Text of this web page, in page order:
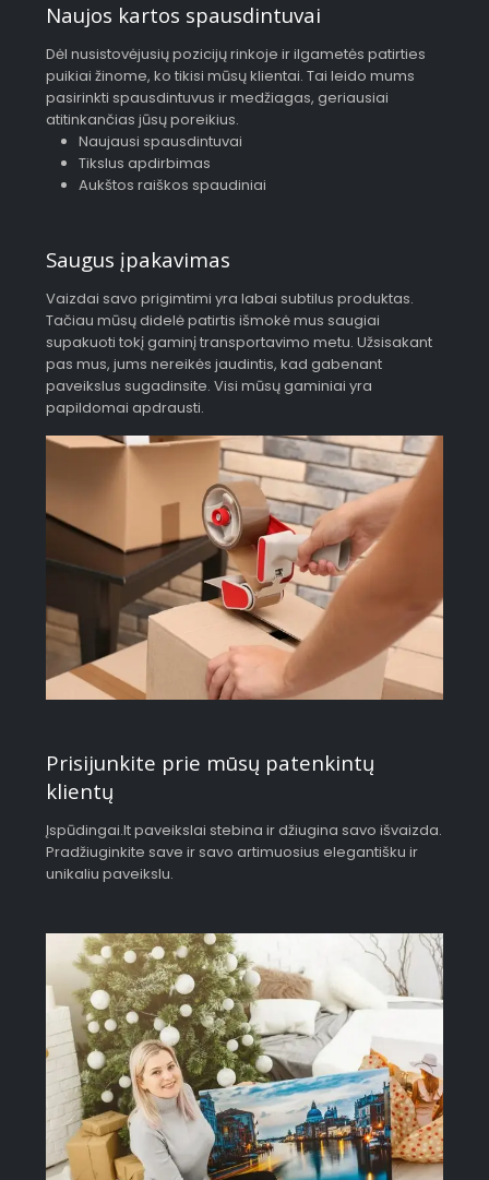
Naujos kartos spausdintuvai
Dėl nusistovėjusių pozicijų rinkoje ir ilgametės patirties
puikiai žinome, ko tikisi mūsų klientai. Tai leido mums
pasirinkti spausdintuvus ir medžiagas, geriausiai
atitinkančias jūsų poreikius.
Naujausi spausdintuvai
Tikslus apdirbimas
Aukštos raiškos spaudiniai
Saugus įpakavimas
Vaizdai savo prigimtimi yra labai subtilus produktas.
Tačiau mūsų didelė patirtis išmokė mus saugiai
supakuoti tokį gaminį transportavimo metu. Užsisakant
pas mus, jums nereikės jaudintis, kad gabenant
paveikslus sugadinsite. Visi mūsų gaminiai yra
papildomai apdrausti.
Prisijunkite prie mūsų patenkintų
klientų
Įspūdingai.lt paveikslai stebina ir džiugina savo išvaizda.
Pradžiuginkite save ir savo artimuosius elegantišku ir
unikaliu paveikslu.